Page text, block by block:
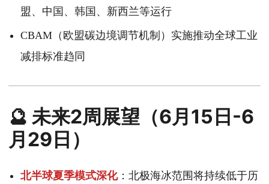
盟、中国、韩国、新西兰等运行
CBAM（欧盟碳边境调节机制）实施推动全球工业
减排标准趋同
🔮 未来2周展望（6月15日-6
月29日）
北半球夏季模式深化：北极海冰范围将持续低于历